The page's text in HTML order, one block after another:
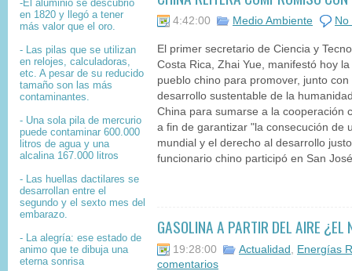
-El aluminio se descubrió
en 1820 y llegó a tener
más valor que el oro.
- Las pilas que se utilizan
en relojes, calculadoras,
etc. A pesar de su reducido
tamaño son las más
contaminantes.
- Una sola pila de mercurio
puede contaminar 600.000
litros de agua y una
alcalina 167.000 litros
- Las huellas dactilares se
desarrollan entre el
segundo y el sexto mes del
embarazo.
- La alegría: ese estado de
animo que te dibuja una
eterna sonrisa
4:42:00 Medio Ambiente
El primer secretario de Ciencia y
Costa Rica, Zhai Yue, manifestó hoy
pueblo chino para promover, junto
desarrollo sustentable de la
China para sumarse a la cooperación
a fin de garantizar "la consecución de
mundial y el derecho al desarrollo
funcionario chino participó en San
GASOLINA A PARTIR DEL AIRE ¿EL
19:28:00 Actualidad , Energías
comentarios